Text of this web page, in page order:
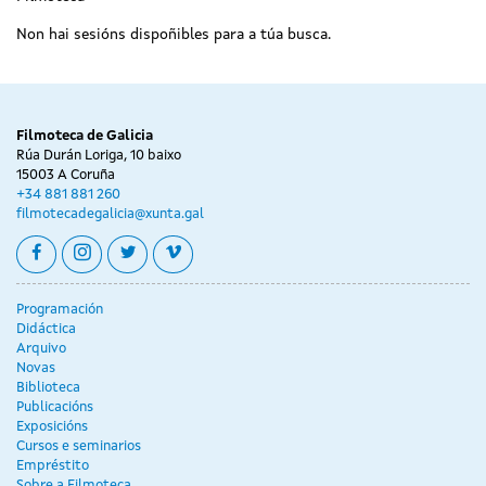
Non hai sesións dispoñibles para a túa busca.
Filmoteca de Galicia
Rúa Durán Loriga, 10 baixo
15003 A Coruña
+34 881 881 260
filmotecadegalicia@xunta.gal
facebookinstagram
twittervimeo
Programación
Didáctica
Arquivo
Novas
Biblioteca
Publicacións
Exposicións
Cursos e seminarios
Empréstito